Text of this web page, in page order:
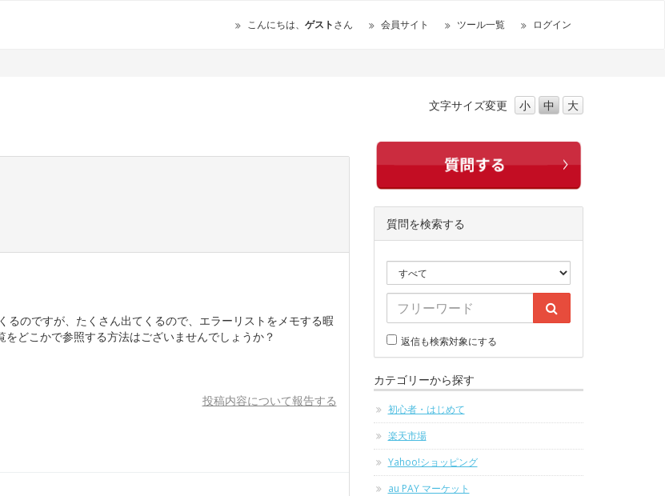
こんにちは、 ゲストさん 会員サイト ツール一覧 ログイン
文字サイズ変更 小 中 大
のですが、たくさん出てくるので、エラーリストをメモする暇
どこかで参照する方法はございませんでしょうか？
投稿内容について報告する
質問を検索する
返信も検索対象にする
カテゴリーから探す
初心者・はじめて
楽天市場
Yahoo!ショッピング
au PAY マーケット